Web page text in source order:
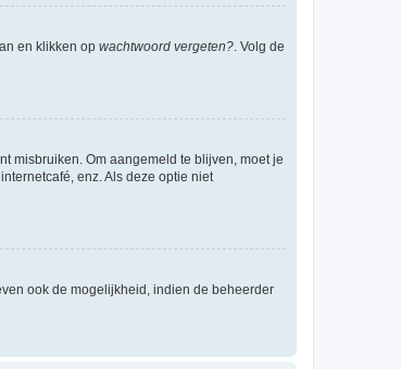
en klikken op wachtwoord vergeten?. Volg de
misbruiken. Om aangemeld te blijven, moet je
enz. Als deze optie niet
ook de mogelijkheid, indien de beheerder